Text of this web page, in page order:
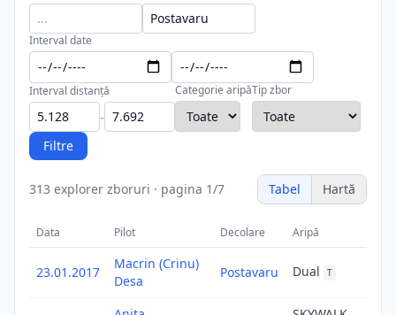
Interval date
Interval distanță
-
Categorie aripăTip zbor
Filtre
313 explorer zboruri · pagina 1/7 Tabel Hartă
Data Pilot Decolare Aripă
23.01.2017
Macrin (Crinu)
Desa
Postavaru Dual T